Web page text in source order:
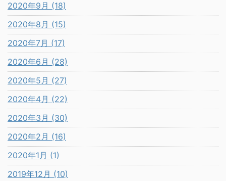
2020年9月 (18)
2020年8月 (15)
2020年7月 (17)
2020年6月 (28)
2020年5月 (27)
2020年4月 (22)
2020年3月 (30)
2020年2月 (16)
2020年1月 (1)
2019年12月 (10)